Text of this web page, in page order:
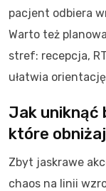
pacjent odbiera
Warto też
stref: recepcja,
ułatwia
Jak uniknąć
które
Zbyt jaskrawe
chaos na linii